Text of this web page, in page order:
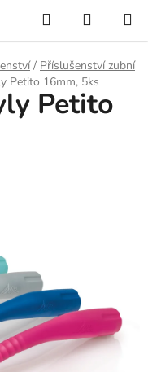
Hledat
KOŠÍK
/ Příslušenství zubní
Petito 16mm, 5ks
Petito